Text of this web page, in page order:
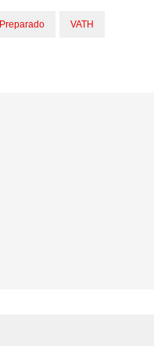
Preparado VATH